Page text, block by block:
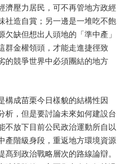
濟壓力居民，可不再管地方政經
社造自賞；另一邊是一堆吃不飽
欠缺但想出人頭地的「準中產」
群金權領頭，才能走進捷徑致
的競爭世界中必須團結的地方
構成苗栗今日樣貌的結構性因
析，但是要討論未來如何建設台
不放下目前公民政治運動所自以
產階級身段，重返地方環境資源
到政治戰略層次的路線論辯。